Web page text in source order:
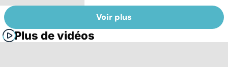
Voir plus
Plus de vidéos